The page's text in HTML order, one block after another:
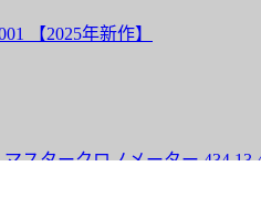
2025年新作】
クロノメーター